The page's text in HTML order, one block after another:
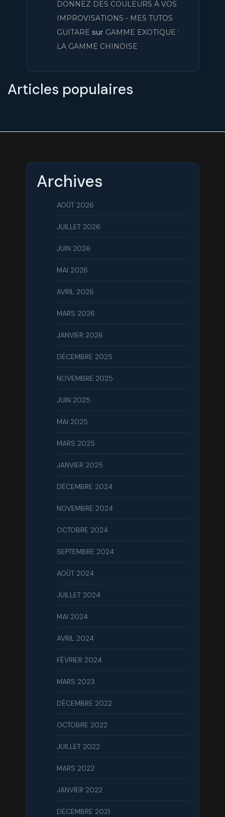
DONNEZ DES COULEURS À VOS
IMPROVISATIONS - MES TUTOS
GUITARE sur GAMME EXOTIQUE :
LA GAMME CHINOISE
Articles populaires
Archives
AOÛT 2026
JUILLET 2026
JUIN 2026
MAI 2026
AVRIL 2026
MARS 2026
JANVIER 2026
DÉCEMBRE 2025
NOVEMBRE 2025
JUIN 2025
MAI 2025
MARS 2025
JANVIER 2025
DÉCEMBRE 2024
NOVEMBRE 2024
OCTOBRE 2024
SEPTEMBRE 2024
AOÛT 2024
JUILLET 2024
MAI 2024
AVRIL 2024
FÉVRIER 2024
MARS 2023
DÉCEMBRE 2022
OCTOBRE 2022
JUILLET 2022
MARS 2022
JANVIER 2022
DÉCEMBRE 2021